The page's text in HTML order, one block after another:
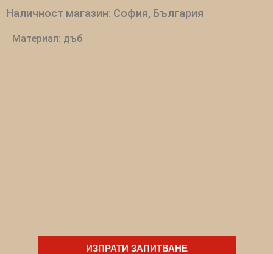
Наличност магазин: София, България
Материал: дъб
ИЗПРАТИ ЗАПИТВАНЕ